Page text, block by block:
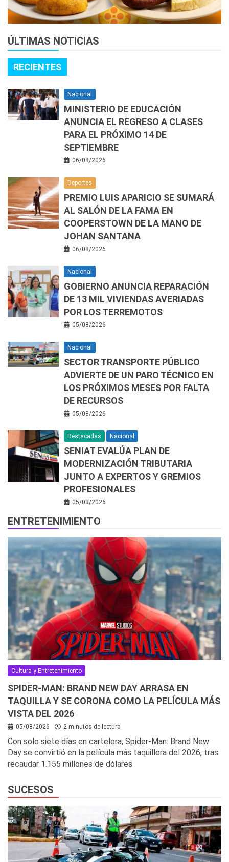
ÚLTIMAS NOTICIAS
RECIENTES
Nacional
MINISTERIO DE EDUCACIÓN
ANUNCIA EL REGRESO A CLASES
PARA EL PRÓXIMO 14 DE
SEPTIEMBRE
06/08/2026
Deportes
PREMIO LUIS APARICIO SE SUMARÁ
AL SALÓN DE LA FAMA EN
COOPERSTOWN DE LA MANO DE
JOHAN SANTANA
06/08/2026
Nacional
GOBIERNO ANUNCIA REPARACIÓN
DE 13 MIL VIVIENDAS AVERIADAS
POR LOS TERREMOTOS
05/08/2026
Nacional
SECTOR TRANSPORTE PÚBLICO
ADVIERTE DE UN PARO TÉCNICO EN
LOS PRÓXIMOS MESES POR FALTA
DE RECURSOS
05/08/2026
Destacadas Nacional
SENIAT EVALÚA PLAN DE
MODERNIZACIÓN TRIBUTARIA
JUNTO A EXPERTOS Y GREMIOS
PROFESIONALES
05/08/2026
ENTRETENIMIENTO
Cultura y Entretenimiento
SPIDER-MAN: BRAND NEW DAY ARRASA EN
TAQUILLA Y SE CORONA COMO LA PELÍCULA MÁS
VISTA DEL 2026
05/08/2026 2 minutos de lectura
Con solo siete días en cartelera, Spider-Man: Brand New
Day se convirtió en la película más taquillera del 2026, tras
recaudar 1.155 millones de dólares
SUCESOS